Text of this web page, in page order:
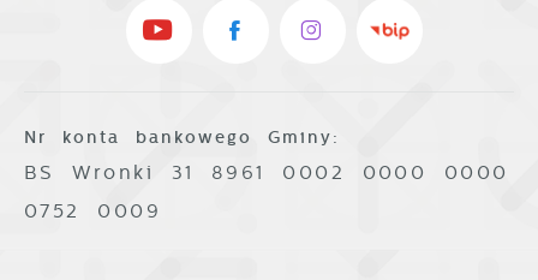
Nr konta bankowego Gminy:
BS Wronki 31 8961 0002 0000 0000
0752 0009